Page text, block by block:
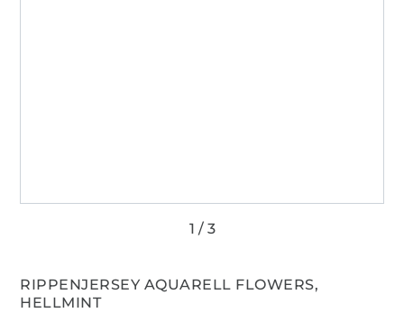
RIPPENJERSEY AQUARELL FLOWERS,
HELLMINT